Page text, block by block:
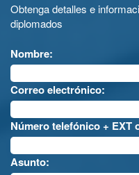
Obtenga detalles e
diplomados
Nombre:
Correo electrónico:
Número telefónico + EXT
Asunto: